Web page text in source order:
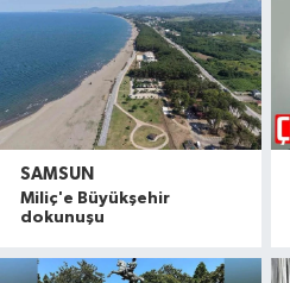
SAMSUN
Miliç'e Büyükşehir
dokunuşu